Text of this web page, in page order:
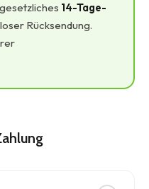
14-Tage-
Rücksendung.